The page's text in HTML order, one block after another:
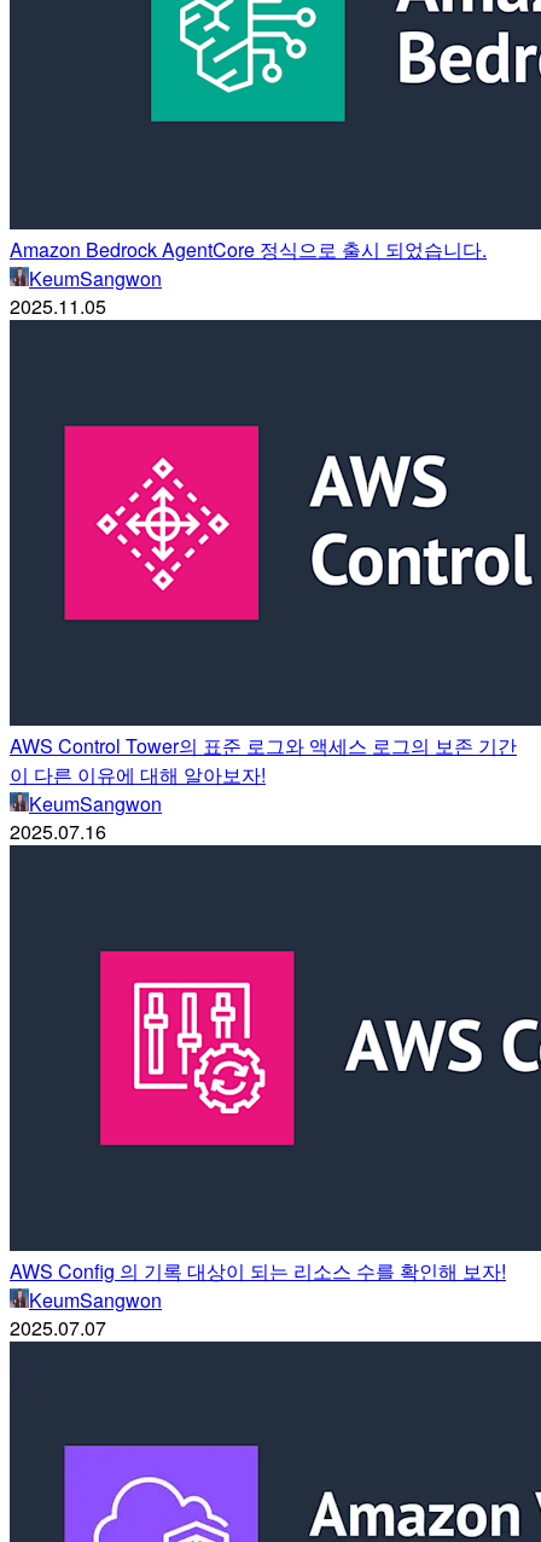
Amazon Bedrock AgentCore 정식으로 출시 되었습니다.
KeumSangwon
2025.11.05
AWS Control Tower의 표준 로그와 액세스 로그의 보존 기간
이 다른 이유에 대해 알아보자!
KeumSangwon
2025.07.16
AWS Config 의 기록 대상이 되는 리소스 수를 확인해 보자!
KeumSangwon
2025.07.07